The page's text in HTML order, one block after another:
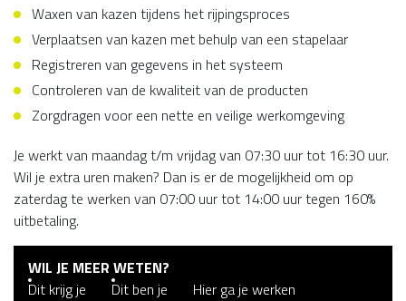
Waxen van kazen tijdens het rijpingsproces
Verplaatsen van kazen met behulp van een stapelaar
Registreren van gegevens in het systeem
Controleren van de kwaliteit van de producten
Zorgdragen voor een nette en veilige werkomgeving
Je werkt van maandag t/m vrijdag van 07:30 uur tot 16:30 uur.
Wil je extra uren maken? Dan is er de mogelijkheid om op
zaterdag te werken van 07:00 uur tot 14:00 uur tegen 160%
uitbetaling.
WIL JE MEER WETEN?
Dit krijg je
Dit ben je Hier ga je werken